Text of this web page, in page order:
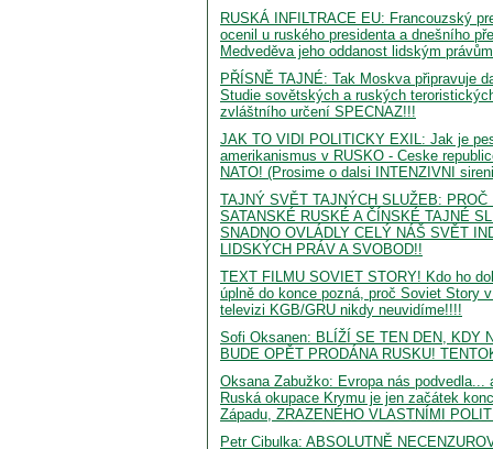
RUSKÁ INFILTRACE EU: Francouzský
ocenil u ruského presidenta a dnešního
Medveděva jeho oddanost lidským
PŘÍSNĚ TAJNÉ: Tak Moskva připravuje
Studie sovětských a ruských
zvláštního určení SPECNAZ!!!
JAK TO VIDI POLITICKY EXIL: Jak je
amerikanismus v RUSKO - Ceske
NATO! (Prosime o dalsi INTENZIVNI
TAJNÝ SVĚT TAJNÝCH SLUŽEB: PROČ
SATANSKÉ RUSKÉ A ČÍNSKÉ TAJNÉ
SNADNO OVLÁDLY CELÝ NÁŠ SVĚT
LIDSKÝCH PRÁV A SVOBOD!!
TEXT FILMU SOVIET STORY! Kdo ho
úplně do konce pozná, proč Soviet Story
televizi KGB/GRU nikdy neuvidíme!!!!
Sofi Oksanen: BLÍŽÍ SE TEN DEN, KDY
BUDE OPĚT PRODÁNA RUSKU!
Oksana Zabužko: Evropa nás podvedla...
Ruská okupace Krymu je jen začátek
Západu, ZRAZENÉHO VLASTNÍMI
Petr Cibulka: ABSOLUTNĚ